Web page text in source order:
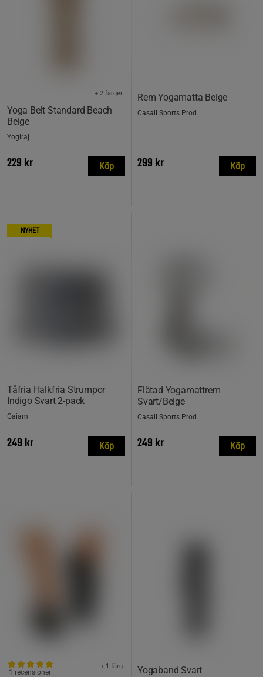
Yoga Belt Standard Beach
Beige
+ 2 färger
Yogiraj
229 kr Köp
Rem Yogamatta Beige
Casall Sports Prod
299 kr Köp
NYHET
Tåfria Halkfria Strumpor
Indigo Svart 2-pack
Gaiam
249 kr Köp
Flätad Yogamattrem
Svart/Beige
Casall Sports Prod
249 kr Köp
+ 1 färg
1 recensioner Yogaband Svart